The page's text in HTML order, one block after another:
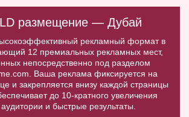
размещение — Дубай
рекламный формат в
12 премиальных рекламных мест,
непосредственно под разделом
Ваша реклама фиксируется на
и закрепляется внизу каждой страницы
до 10-кратного увеличения
и быстрые результаты.